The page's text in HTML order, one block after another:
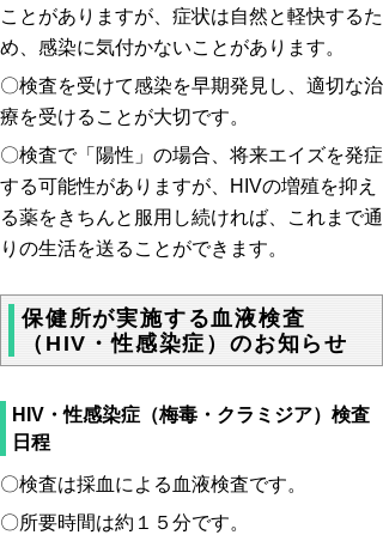
ことがありますが、症状は自然と軽快するた
め、感染に気付かないことがあります。
〇検査を受けて感染を早期発見し、適切な治
療を受けることが大切です。
〇検査で「陽性」の場合、将来エイズを発症
する可能性がありますが、HIVの増殖を抑え
る薬をきちんと服用し続ければ、これまで通
りの生活を送ることができます。
保健所が実施する血液検査
（HIV・性感染症）のお知らせ
HIV・性感染症（梅毒・クラミジア）検査
日程
〇検査は採血による血液検査です。
〇所要時間は約１５分です。